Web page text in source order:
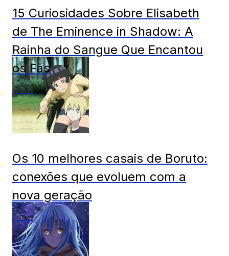
15 Curiosidades Sobre Elisabeth
de The Eminence in Shadow: A
Rainha do Sangue Que Encantou
os Fãs
Animes
Os 10 melhores casais de Boruto:
conexões que evoluem com a
nova geração
Animes